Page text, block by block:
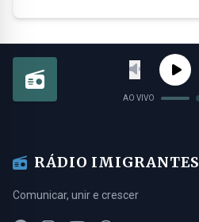
AO VIVO
RÁDIO IMIGRANTES
Comunicar, unir e crescer